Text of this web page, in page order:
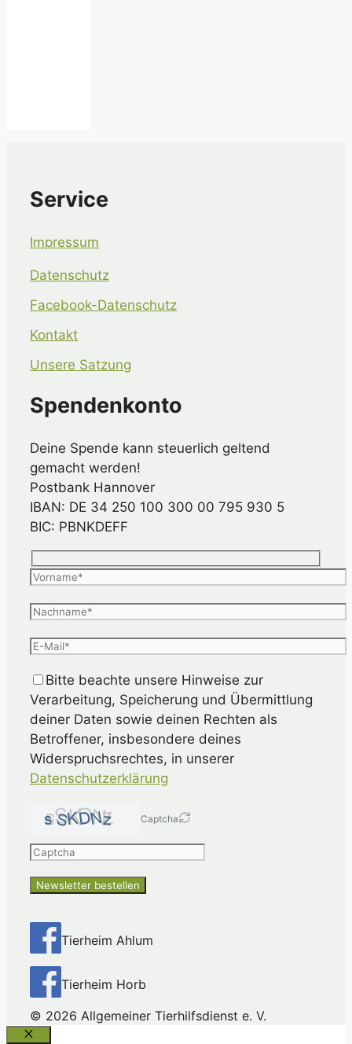
Service
Impressum
Datenschutz
Facebook-Datenschutz
Kontakt
Unsere Satzung
Spendenkonto
Deine Spende kann steuerlich geltend
gemacht werden!
Postbank Hannover
IBAN: DE 34 250 100 300 00 795 930 5
BIC: PBNKDEFF
Bitte beachte unsere Hinweise zur
Verarbeitung, Speicherung und Übermittlung
deiner Daten sowie deinen Rechten als
Betroffener, insbesondere deines
Widerspruchsrechtes, in unserer
Datenschutzerklärung
Captcha
Please
enter
characters
in
the
CAPTCHA
that
Tierheim Ahlum
Tierheim Horb
© 2026 Allgemeiner Tierhilfsdienst e. V.